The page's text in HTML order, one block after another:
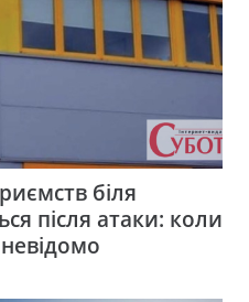
біля
після атаки: коли